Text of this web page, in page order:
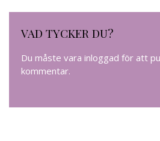
VAD TYCKER DU?
Du måste vara inloggad för att
kommentar.